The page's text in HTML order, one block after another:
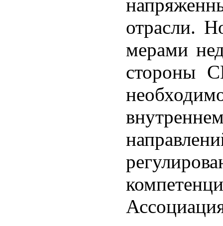
отрасли.
мерами
стороны